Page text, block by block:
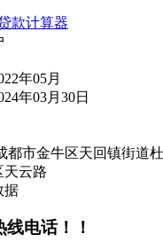
款计算器
年05月
年03月30日
都市金牛区天回镇街道
天云路
据
电话！！